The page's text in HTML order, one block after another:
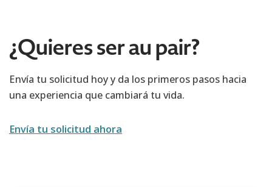
¿Quieres ser au pair?
Envía tu solicitud hoy y da los primeros pasos hacia
una experiencia que cambiará tu vida.
Envía tu solicitud ahora